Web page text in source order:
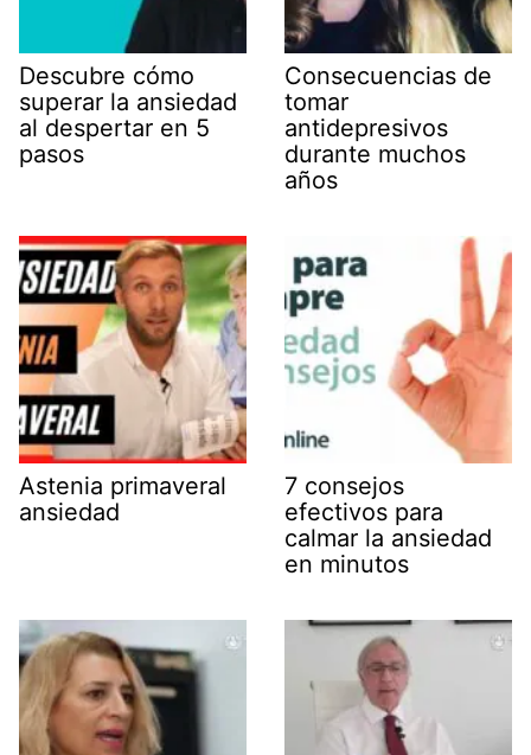
Descubre cómo
superar la ansiedad
al despertar en 5
pasos
Consecuencias de
tomar
antidepresivos
durante muchos
años
Astenia primaveral
ansiedad
7 consejos
efectivos para
calmar la ansiedad
en minutos